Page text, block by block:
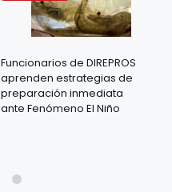
Funcionarios de DIREPROS
aprenden estrategias de
preparación inmediata
ante Fenómeno El Niño